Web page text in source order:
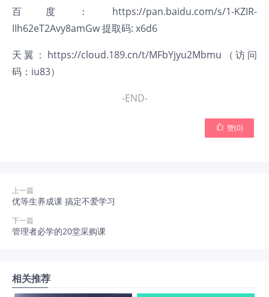
百度： https://pan.baidu.com/s/1-KZIR-
IIh62eT2Avy8amGw提取码: x6d6
天翼： https://cloud.189.cn/t/MFbYjyu2Mbmu （访问
码：iu83）
-END-
 赞(0)
上一篇
优等生养成课 搞定不爱学习
下一篇
管理者必学的20堂采购课
相关推荐